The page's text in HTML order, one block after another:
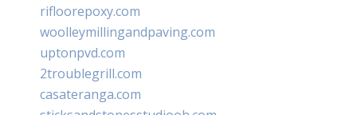
rifloorepoxy.com
woolleymillingandpaving.com
uptonpvd.com
2troublegrill.com
casateranga.com